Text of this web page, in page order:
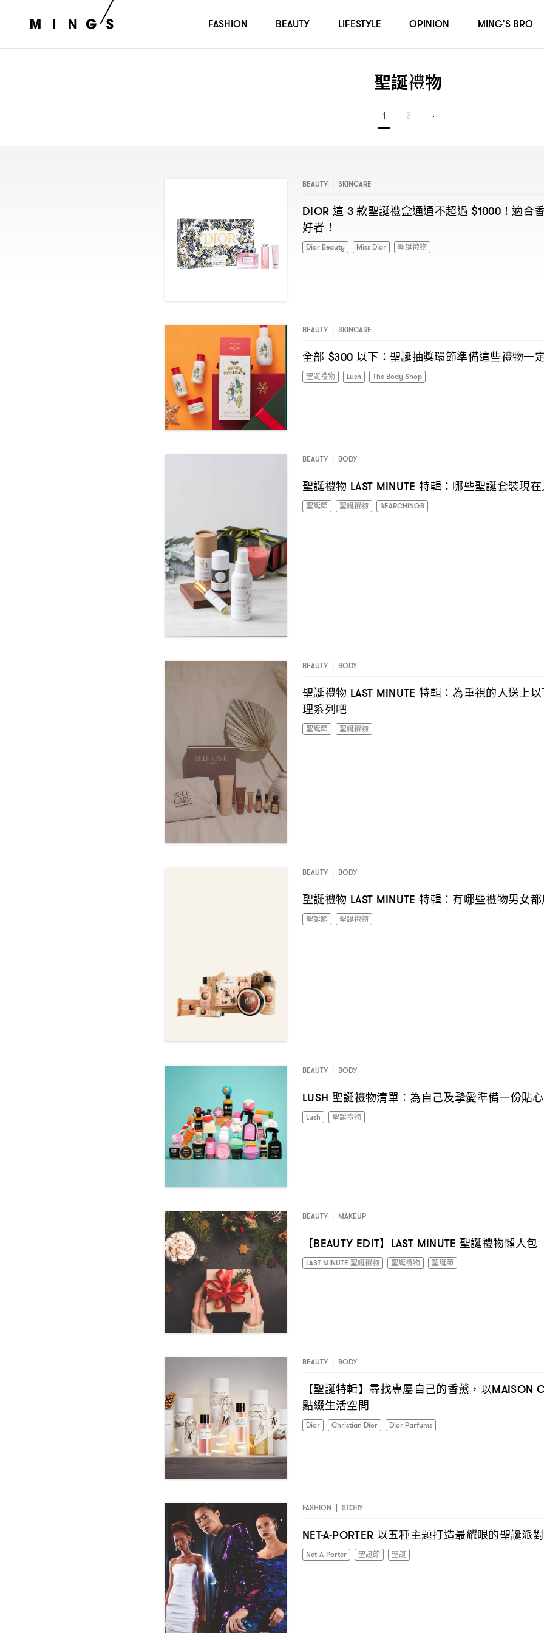
聖誕禮物
1 2
BEAUTY | SKINCARE
DIOR 這 3款聖誕禮盒通通不超過$1000！適合
好者 ！
Dior Beauty Miss Dior 聖誕禮物
BEAUTY | SKINCARE
全部 $300 以下 ：聖誕抽獎環節準備這些禮物一
聖誕禮物 Lush The Body Shop
BEAUTY | BODY
聖誕禮物 LAST MINUTE特輯： 哪些聖誕套裝現在
聖誕節 聖誕禮物 SEARCHINGB
BEAUTY | BODY
聖誕禮物 LAST MINUTE特輯：為重視的人送上
理系列吧
聖誕節 聖誕禮物
BEAUTY | BODY
聖誕禮物 LAST MINUTE特輯： 有哪些禮物男女
聖誕節 聖誕禮物
BEAUTY | BODY
LUSH 聖誕禮物清單 ：為自己及摯愛準備一份貼
Lush 聖誕禮物
BEAUTY | MAKEUP
【BEAUTY EDIT】 LAST MINUTE聖誕禮物懶人包
LAST MINUTE 聖誕禮物 聖誕禮物 聖誕節
BEAUTY | BODY
【聖誕特輯】尋找專屬自己的香薰 ， 以MAISON
點綴生活空間
Dior Christian Dior Dior Parfums
FASHION | STORY
NET-A-PORTER 以五種主題打造最耀眼的聖誕派
Net-A-Porter 聖誕節 聖誕
FASHION BEAUTY LIFESTYLE OPINION MING'S BRO